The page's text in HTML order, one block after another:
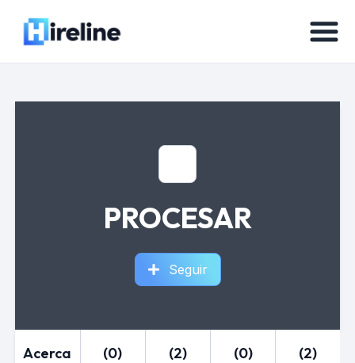
PROCESAR
Seguir
Acerca
(0)
(2)
(0)
(2)